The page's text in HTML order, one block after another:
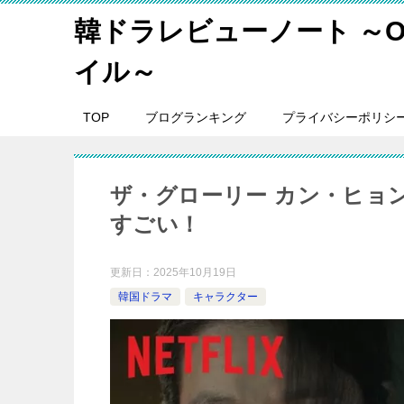
韓ドラレビューノート ～
イル～
TOP ブログランキング プライバシーポリシ
ザ・グローリー カン・ヒョ
すごい！
更新日： 2025年10月19日
韓国ドラマ
キャラクター